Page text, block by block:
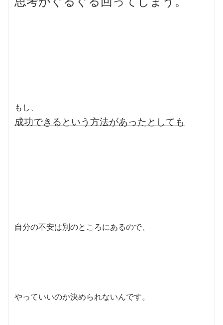
もし、
成功できるという方法があったとしても
自分の不安は別のところにあるので、
やっていいのか決められないんです。